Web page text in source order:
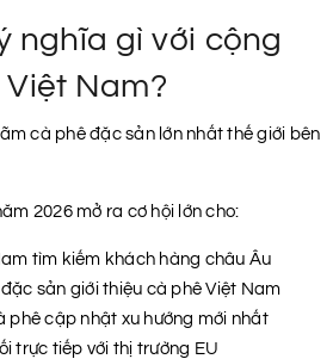
nghĩa gì với cộng
Nam?
cà phê đặc sản lớn nhất thế giới bên
2026 mở ra cơ hội lớn cho:
tìm kiếm khách hàng châu Âu
sản giới thiệu cà phê Việt Nam
phê cập nhật xu hướng mới nhất
trực tiếp với thị trường EU